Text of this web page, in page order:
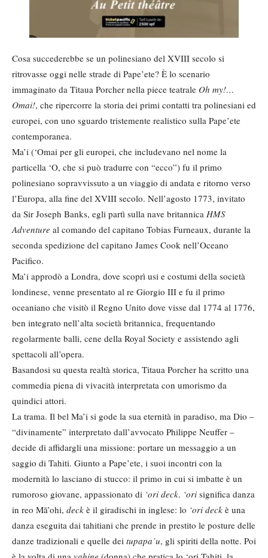
Cosa succederebbe se un polinesiano del XVIII secolo si
ritrovasse oggi nelle strade di Pape’ete? È lo scenario
immaginato da Titaua Porcher nella piece teatrale Oh my!…
Omai!, che ripercorre la storia dei primi contatti tra polinesiani ed
europei, con uno sguardo tristemente realistico sulla Pape’ete
contemporanea.
Ma’i (‘Omai per gli europei, che includevano nel nome la
particella ‘O, che si può tradurre con “ecco”) fu il primo
polinesiano sopravvissuto a un viaggio di andata e ritorno verso
l’Europa, alla fine del XVIII secolo. Nell’agosto 1773, invitato
da Sir Joseph Banks, egli partì sulla nave britannica HMS
Adventure al comando del capitano Tobias Furneaux, durante la
seconda spedizione del capitano James Cook nell’Oceano
Pacifico.
Ma’i approdò a Londra, dove scoprì usi e costumi della società
londinese, venne presentato al re Giorgio III e fu il primo
oceaniano che visitò il Regno Unito dove visse dal 1774 al 1776,
ben integrato nell’alta società britannica, frequentando
regolarmente balli, cene della Royal Society e assistendo agli
spettacoli all’opera.
Basandosi su questa realtà storica, Titaua Porcher ha scritto una
commedia piena di vivacità interpretata con umorismo da
quindici attori.
La trama. Il bel Ma’i si gode la sua eternità in paradiso, ma Dio –
“divinamente” interpretato dall’avvocato Philippe Neuffer –
decide di affidargli una missione: portare un messaggio a un
saggio di Tahiti. Giunto a Pape’ete, i suoi incontri con la
modernità lo lasciano di stucco: il primo in cui si imbatte è un
rumoroso giovane, appassionato di ‘ori deck. ‘ori significa danza
in reo Mā’ohi, deck è il giradischi in inglese: lo ‘ori deck è una
danza eseguita dai tahitiani che prende in prestito le posture delle
danze tradizionali e quelle dei tupapa’u, gli spiriti della notte. Poi